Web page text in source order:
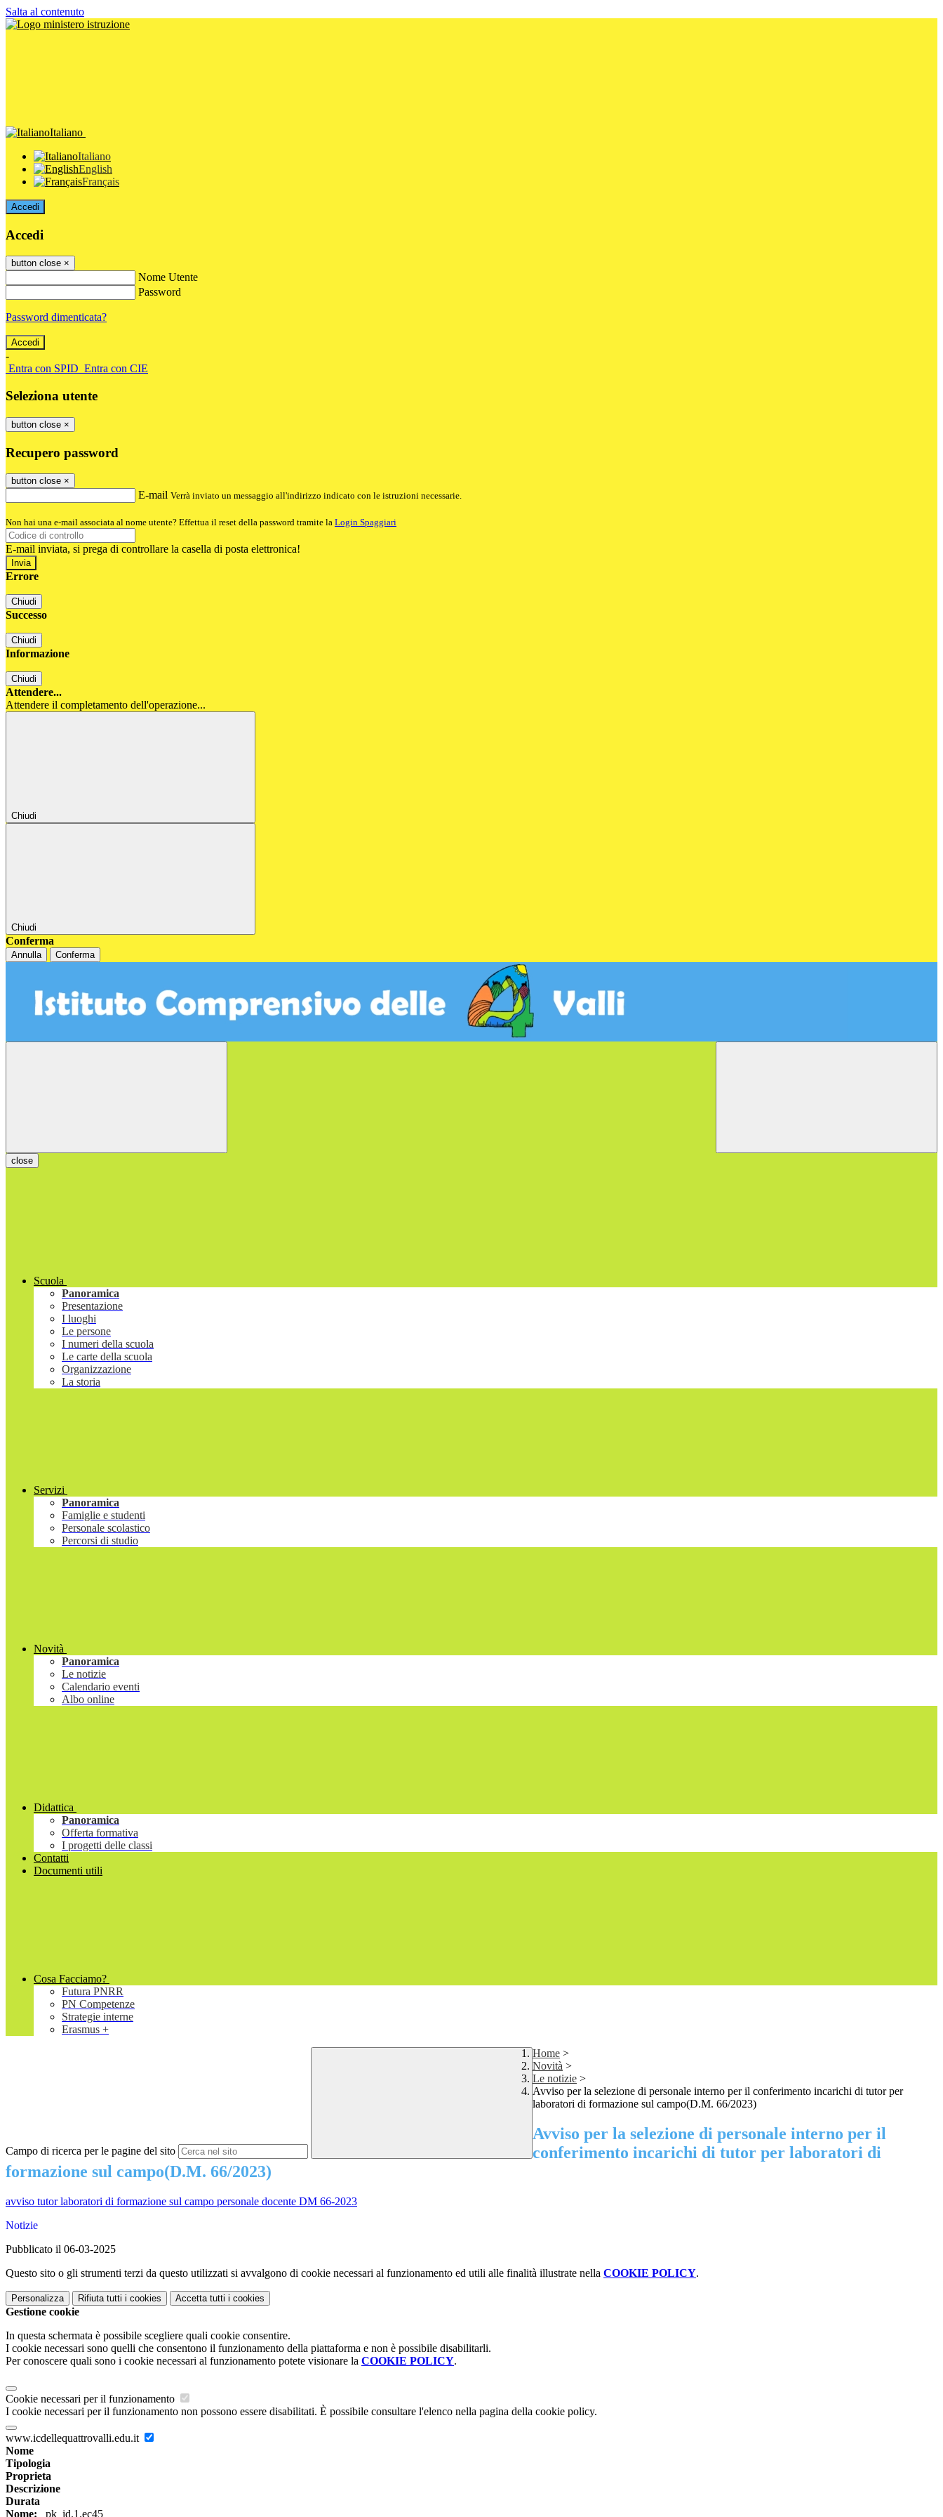
Salta al contenuto
Italiano
Italiano
English
Français
Accedi
Accedi
button close ×
Nome Utente
Password
Password dimenticata?
-
Entra con SPID Entra con CIE
Seleziona utente
button close ×
Recupero password
button close ×
E-mail Verrà inviato un messaggio all'indirizzo indicato con le istruzioni necessarie.
Non hai una e-mail associata al nome utente? Effettua il reset della password tramite la Login Spaggiari
E-mail inviata, si prega di controllare la casella di posta elettronica!
Errore
Chiudi
Successo
Chiudi
Informazione
Chiudi
Attendere...
Attendere il completamento dell'operazione...
Chiudi
Chiudi
Conferma
Annulla Conferma
close
Scuola
Panoramica
Presentazione
I luoghi
Le persone
I numeri della scuola
Le carte della scuola
Organizzazione
La storia
Servizi
Panoramica
Famiglie e studenti
Personale scolastico
Percorsi di studio
Novità
Panoramica
Le notizie
Calendario eventi
Albo online
Didattica
Panoramica
Offerta formativa
I progetti delle classi
Contatti
Documenti utili
Cosa Facciamo?
Futura PNRR
PN Competenze
Strategie interne
Erasmus +
Campo di ricerca per le pagine del sito
Home >
Novità >
Le notizie >
Avviso per la selezione di personale interno per il conferimento incarichi di tutor per
laboratori di formazione sul campo(D.M. 66/2023)
Avviso per la selezione di personale interno per il
conferimento incarichi di tutor per laboratori di
formazione sul campo(D.M. 66/2023)
avviso tutor laboratori di formazione sul campo personale docente DM 66-2023
Notizie
Pubblicato il 06-03-2025
Questo sito o gli strumenti terzi da questo utilizzati si avvalgono di cookie necessari al funzionamento ed utili alle finalità illustrate nella COOKIE POLICY.
Personalizza Rifiuta tutti i cookies Accetta tutti i cookies
Gestione cookie
In questa schermata è possibile scegliere quali cookie consentire.
I cookie necessari sono quelli che consentono il funzionamento della piattaforma e non è possibile disabilitarli.
Per conoscere quali sono i cookie necessari al funzionamento potete visionare la COOKIE POLICY.
Cookie necessari per il funzionamento
I cookie necessari per il funzionamento non possono essere disabilitati. È possibile consultare l'elenco nella pagina della cookie policy.
www.icdellequattrovalli.edu.it
Nome
Tipologia
Proprieta
Descrizione
Durata
Nome: _pk_id.1.ec45